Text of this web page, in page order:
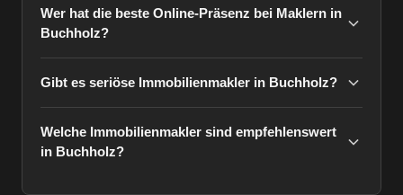
Wer hat die beste Online-Präsenz bei Maklern in
Buchholz?
Gibt es seriöse Immobilienmakler in Buchholz?
Welche Immobilienmakler sind empfehlenswert
in Buchholz?